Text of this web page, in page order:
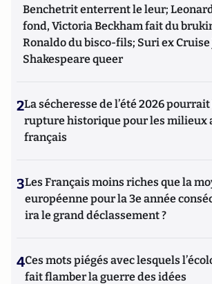
Benchetrit enterrent le leur;
fond, Victoria Beckham fait du
Ronaldo du bisco-fils; Suri ex Cruise
Shakespeare queer
2La sécheresse de l’été 2026
rupture historique pour les milieux
français
3Les Français moins riches que la
européenne pour la 3e année
ira le grand déclassement ?
4Ces mots piégés avec lesquels
fait flamber la guerre des idées